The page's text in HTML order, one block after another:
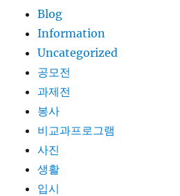
Blog
Information
Uncategorized
공모전
과제전
봉사
비교과프로그램
사진
생활
입시